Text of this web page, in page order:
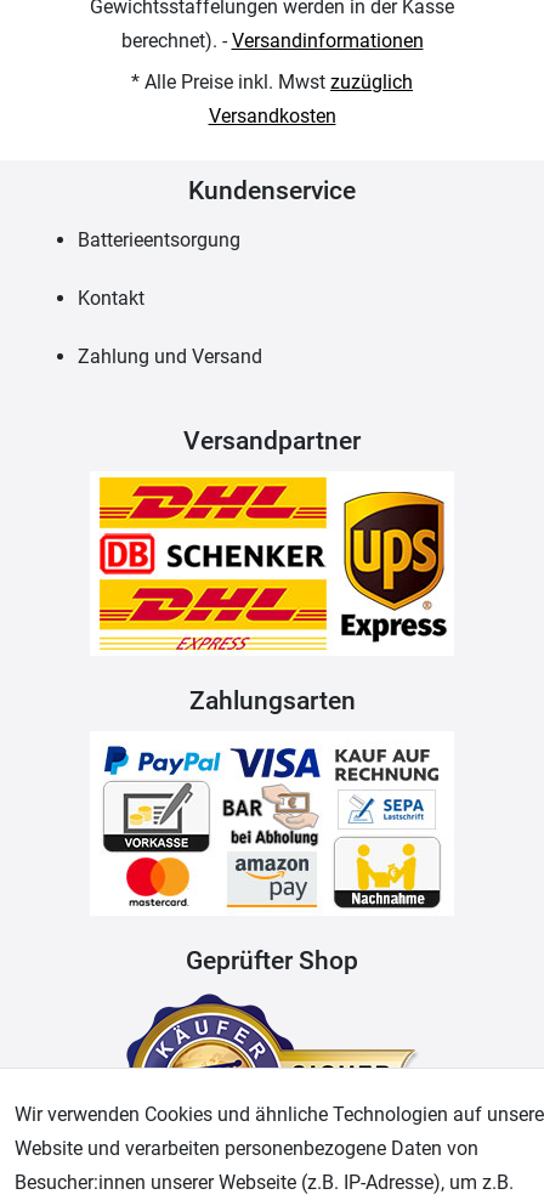
Gewichtsstaffelungen werden in der Kasse
berechnet). -Versandinformationen
* Alle Preise inkl. Mwst zuzüglich
Versandkosten
Kundenservice
Batterieentsorgung
Kontakt
Zahlung und Versand
Versandpartner
Zahlungsarten
Geprüfter Shop
Wir verwenden Cookies und ähnliche Technologien auf
Website und verarbeiten personenbezogene Daten von
Besucher:innen unserer Webseite (z.B. IP-Adresse), um z.B.